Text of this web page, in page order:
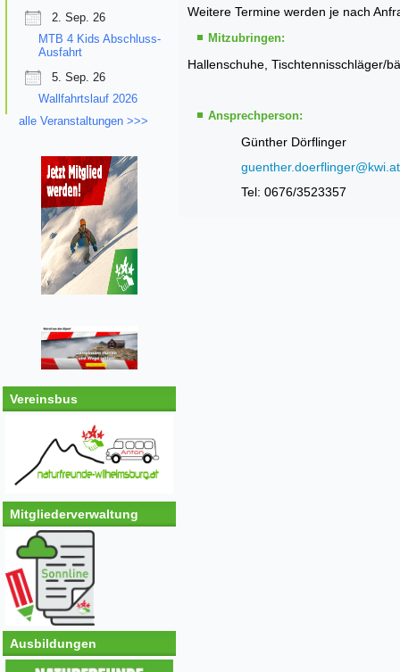
2. Sep. 26
MTB 4 Kids Abschluss-
Ausfahrt
5. Sep. 26
Wallfahrtslauf 2026
alle Veranstaltungen >>>
Vereinsbus
Mitgliederverwaltung
Ausbildungen
Weitere Termine werden je nach
Mitzubringen:
Hallenschuhe, Tischtennisschläger/
Ansprechperson:
Günther Dörflinger
guenther.doerflinger@kwi.at
Tel: 0676/3523357